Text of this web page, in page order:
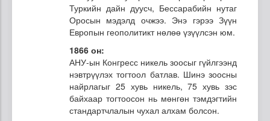
Туркийн дайн дуусч, Бессарабийн нутаг
Оросын мэдэлд очжээ. Энэ гэрээ Зүүн
Европын геополитикт нөлөө үзүүлсэн юм.
1866 он:
АНУ-ын Конгресс никель зоосыг гүйлгээнд
нэвтрүүлэх тогтоол батлав. Шинэ зоосны
найрлагыг 25 хувь никель, 75 хувь зэс
байхаар тогтоосон нь мөнгөн тэмдэгтийн
стандартчлалын чухал алхам болсон.